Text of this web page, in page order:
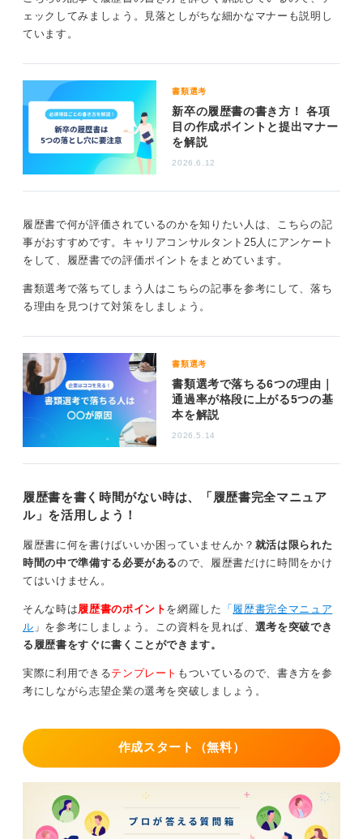
シャツにリクルートスーツを着用した清潔感があるよう
なものが望ましいです。
上記のような基本的なチェック項目以外にも、文章の読
みやすさにもこだわってみましょう。各項目に見出しを
つけたり、Web上で履歴書を作成する場合は文字のフォ
ントのサイズを9〜11に設定して読みやすくなるように
載するようにして、志望動機は受ける企業に合わせてど
のような貢献ができるかを考えて記載してみてくださ
い。
書き終えたら誤字や脱字がないように確認し、必要に応
じて家族や友人にダブルチェックをしてもらうことも有
苦手意識のある部分については該当項目の記事を参考に
し、しっかり準備をすることで書類選考の通過率を高め
ることができますよ。
ェックしてみましょう。見落としがちな細かなマナーも説明し
ています。
書類選考
新卒の履歴書の書き方！ 各項
目の作成ポイントと提出マナー
を解説
2026.6.12
履歴書で何が評価されているのかを知りたい人は、こちらの記
事がおすすめです。キャリアコンサルタント25人にアンケート
をして、履歴書での評価ポイントをまとめています。
書類選考で落ちてしまう人はこちらの記事を参考にして、落ち
る理由を見つけて対策をしましょう。
書類選考
書類選考で落ちる6つの理由｜
通過率が格段に上がる5つの基
本を解説
2026.5.14
履歴書を書く時間がない時は、「履歴書完全マニュア
ル」を活用しよう！
履歴書に何を書けばいいか困っていませんか？ 就活は限られた
時間の中で準備する必要があるので、履歴書だけに時間をかけ
てはいけません。
そんな時は履歴書のポイント を網羅した 「履歴書完全マニュア
ル 」を参考にしましょう。この資料を見れば、 選考を突破でき
る履歴書をすぐに書くことができます。
実際に利用できるテンプレート もついているので、書き方を参
考にしながら志望企業の選考を突破しましょう。
作成スタート（無料）